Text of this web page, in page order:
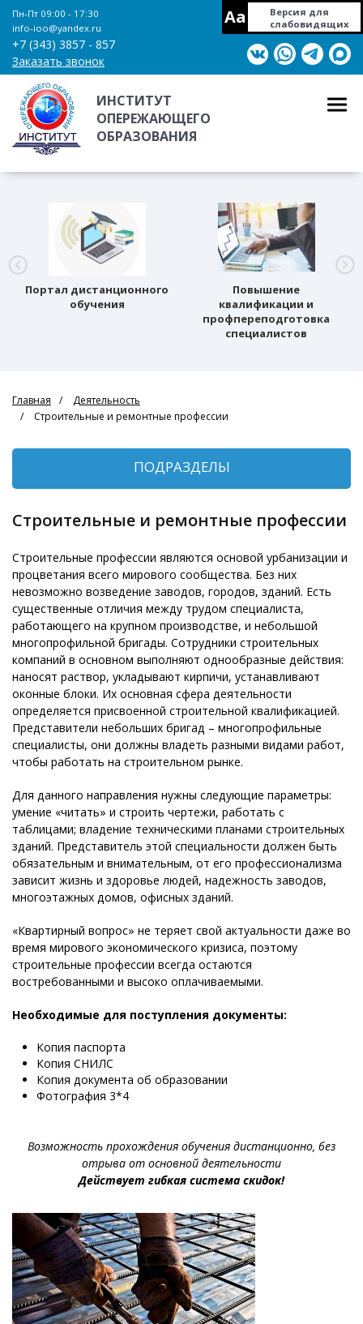
Пн-Пт 09:00 - 17:30
info-ioo@yandex.ru
+7 (343) 3857 - 857
Заказать звонок
Aa
Версия для
слабовидящих
ИНСТИТУТ
ОПЕРЕЖАЮЩЕГО
ОБРАЗОВАНИЯ
Портал дистанционного
обучения
Повышение
квалификации и
профпереподготовка
специалистов
Главная
Деятельность
Строительные и ремонтные профессии
ПОДРАЗДЕЛЫ
Строительные и ремонтные профессии
Строительные профессии являются основой урбанизации и
процветания всего мирового сообщества. Без них
невозможно возведение заводов, городов, зданий. Есть
существенные отличия между трудом специалиста,
работающего на крупном производстве, и небольшой
многопрофильной бригады. Сотрудники строительных
компаний в основном выполняют однообразные действия:
наносят раствор, укладывают кирпичи, устанавливают
оконные блоки. Их основная сфера деятельности
определяется присвоенной строительной квалификацией.
Представители небольших бригад – многопрофильные
специалисты, они должны владеть разными видами работ,
чтобы работать на строительном рынке.
Для данного направления нужны следующие параметры:
умение «читать» и строить чертежи, работать с
таблицами; владение техническими планами строительных
зданий. Представитель этой специальности должен быть
обязательным и внимательным, от его профессионализма
зависит жизнь и здоровье людей, надежность заводов,
многоэтажных домов, офисных зданий.
«Квартирный вопрос» не теряет свой актуальности даже во
время мирового экономического кризиса, поэтому
строительные профессии всегда остаются
востребованными и высоко оплачиваемыми.
Необходимые для поступления документы:
Копия паспорта
Копия СНИЛС
Копия документа об образовании
Фотография 3*4
Возможность прохождения обучения дистанционно, без
отрыва от основной деятельности
Действует гибкая система скидок!